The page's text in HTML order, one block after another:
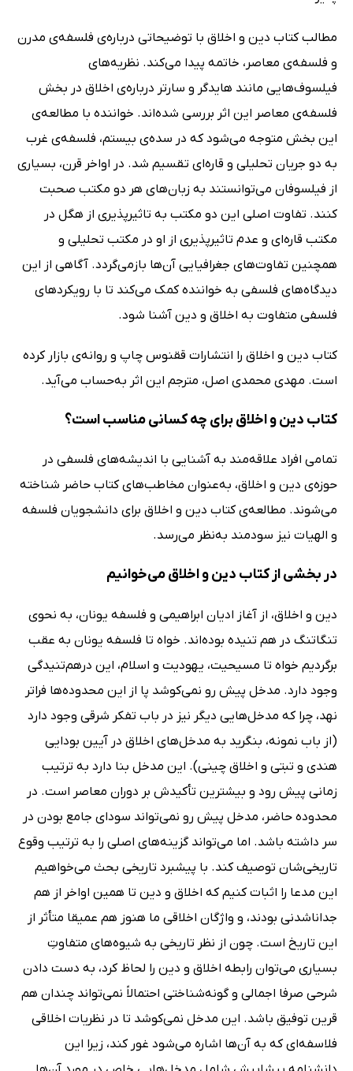
مطالب کتاب دین و اخلاق با توضیحاتی درباره‌ی فلسفه‌ی مدرن
و فلسفه‌ی معاصر، خاتمه پیدا می‌کند. نظریه‌های
فیلسوف‌هایی مانند هایدگر و سارتر درباره‌ی اخلاق در بخش
فلسفه‌ی معاصر این اثر بررسی شده‌اند. خواننده با مطالعه‌ی
این بخش متوجه می‌شود که در سده‌ی بیستم، فلسفه‌ی غرب
به دو جریان تحلیلی و قاره‌ای تقسیم شد. در اواخر قرن، بسیاری
از فیلسوفان می‌توانستند به زبان‌های هر دو مکتب صحبت
کنند. تفاوت اصلی این دو مکتب به تاثیرپذیری از هگل در
مکتب قاره‌ای و عدم تاثیرپذیری از او در مکتب تحلیلی و
همچنین تفاوت‌های جغرافیایی آن‌ها بازمی‌گردد. آگاهی از این
دیدگاه‌های فلسفی به خواننده کمک می‌کند تا با رویکردهای
فلسفی متفاوت به اخلاق و دین آشنا شود.
کتاب دین و اخلاق را انتشارات ققنوس چاپ و روانه‌ی بازار کرده
است. مهدی محمدی اصل، مترجم این اثر به‌حساب می‌آید.
کتاب دین و اخلاق برای چه کسانی مناسب است؟
تمامی افراد علاقه‌مند به آشنایی با اندیشه‌های فلسفی در
حوزه‌ی دین و اخلاق، به‌عنوان مخاطب‌های کتاب حاضر شناخته
می‌شوند. مطالعه‌ی کتاب دین و اخلاق برای دانشجویان فلسفه
و الهیات نیز سودمند به‌نظر می‌رسد.
در بخشی از کتاب دین و اخلاق می‌خوانیم
دین و اخلاق، از آغاز ادیان ابراهیمى و فلسفه یونان، به نحوى
تنگاتنگ در هم تنیده بوده‌اند. خواه تا فلسفه یونان به عقب
برگردیم خواه تا مسیحیت، یهودیت و اسلام، این درهم‌تنیدگى
وجود دارد. مدخل پیش رو نمى‌کوشد پا از این محدوده‌ها فراتر
نهد، چرا که مدخل‌هایى دیگر نیز در باب تفکر شرقى وجود دارد
(از باب نمونه، بنگرید به مدخل‌هاى اخلاق در آیین بودایى
هندى و تبتى و اخلاق چینى). این مدخل بنا دارد به ترتیب
زمانى پیش رود و بیشترین تأکیدش بر دوران معاصر است. در
محدوده حاضر، مدخل پیش رو نمى‌تواند سوداى جامع بودن در
سر داشته باشد. اما مى‌تواند گزینه‌هاى اصلى را به ترتیب وقوع
تاریخى‌شان توصیف کند. با پیشبرد تاریخى بحث مى‌خواهیم
این مدعا را اثبات کنیم که اخلاق و دین تا همین اواخر از هم
جداناشدنى بودند، و واژگان اخلاقى ما هنوز هم عمیقا متأثر از
این تاریخ است. چون از نظر تاریخى به شیوه‌هاى متفاوتِ
بسیارى مى‌توان رابطه اخلاق و دین را لحاظ کرد، به دست دادن
شرحى صرفا اجمالى و گونه‌شناختى احتمالاً نمى‌تواند چندان هم
قرین توفیق باشد. این مدخل نمى‌کوشد تا در نظریات اخلاقى
فلاسفه‌اى که به آن‌ها اشاره مى‌شود غور کند، زیرا این